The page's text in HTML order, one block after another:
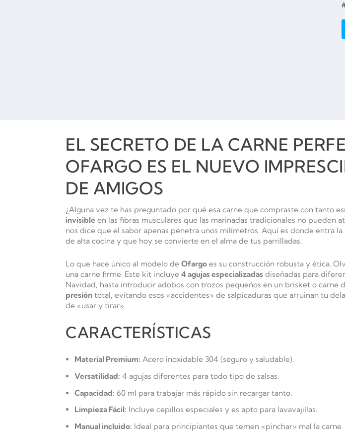
EL SECRETO DE LA CARNE
OFARGO ES EL NUEVO
DE AMIGOS
¿Alguna vez te has preguntado por qué esa carne que compraste con tanto
invisible en las fibras musculares que las marinadas tradicionales no pueden
nos dice que el sabor apenas penetra unos milímetros. Aquí es donde entra la
de alta cocina y que hoy se convierte en el alma de tus parrilladas.
Lo que hace único al modelo de Ofargo es su construcción robusta y ética.
una carne firme. Este kit incluye 4 agujas especializadas diseñadas para
Navidad, hasta introducir adobos con trozos pequeños en un brisket o carne
presión total, evitando esos «accidentes» de salpicaduras que arruinan tu
de «usar y tirar».
CARACTERÍSTICAS
Material Premium: Acero inoxidable 304 (seguro y saludable).
Versatilidad: 4 agujas diferentes para todo tipo de salsas.
Capacidad: 60 ml para trabajar más rápido sin recargar tanto.
Limpieza Fácil: Incluye cepillos especiales y es apto para lavavajillas.
Manual incluido: Ideal para principiantes que temen «pinchar» mal la carne.